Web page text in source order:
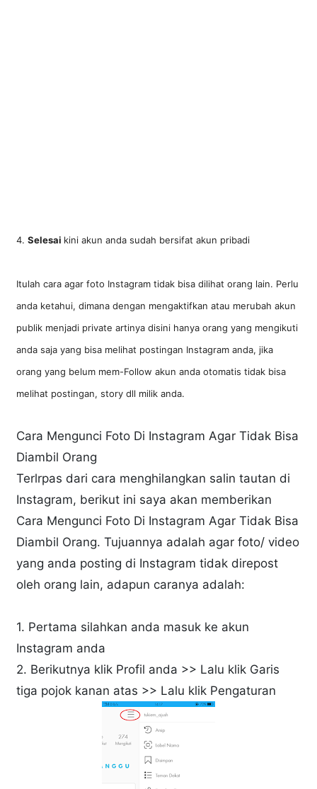
4.Selesai kini akun anda sudah bersifat akun pribadi
Itulah cara agar foto Instagram tidak bisa dilihat orang lain. Perlu
anda ketahui, dimana dengan mengaktifkan atau merubah akun
publik menjadi private artinya disini hanya orang yang mengikuti
anda saja yang bisa melihat postingan Instagram anda, jika
orang yang belum mem-Follow akun anda otomatis tidak bisa
melihat postingan, story dll milik anda.
Cara Mengunci Foto Di Instagram Agar Tidak Bisa
Diambil Orang
Terlrpas dari cara menghilangkan salin tautan di
Instagram, berikut ini saya akan memberikan
Cara Mengunci Foto Di Instagram Agar Tidak Bisa
Diambil Orang. Tujuannya adalah agar foto/ video
yang anda posting di Instagram tidak direpost
oleh orang lain, adapun caranya adalah:
1. Pertama silahkan anda masuk ke akun
Instagram anda
2. Berikutnya klik Profil anda >> Lalu klik Garis
tiga pojok kanan atas >> Lalu klik Pengaturan